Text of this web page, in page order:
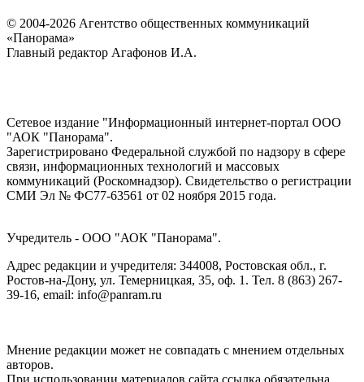
© 2004-2026 Агентство общественных коммуникаций
«Панорама»
Главный редактор Агафонов И.А.
Сетевое издание "Информационный интернет-портал ООО
"АОК "Панорама".
Зарегистрировано Федеральной службой по надзору в сфере
связи, информационных технологий и массовых
коммуникаций (Роскомнадзор). Cвидетельство о регистрации
СМИ Эл № ФС77-63561 от 02 ноября 2015 года.
Учредитель - ООО "АОК "Панорама".
Адрес редакции и учредителя: 344008, Ростовская обл., г.
Ростов-на-Дону, ул. Темерницкая, 35, оф. 1. Тел. 8 (863) 267-
39-16, email: info@panram.ru
Мнение редакции может не совпадать с мнением отдельных
авторов.